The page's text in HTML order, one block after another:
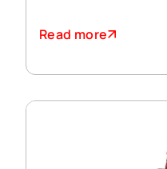
Read more